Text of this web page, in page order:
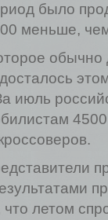
было
меньше,
обычно
июль
4500
летом